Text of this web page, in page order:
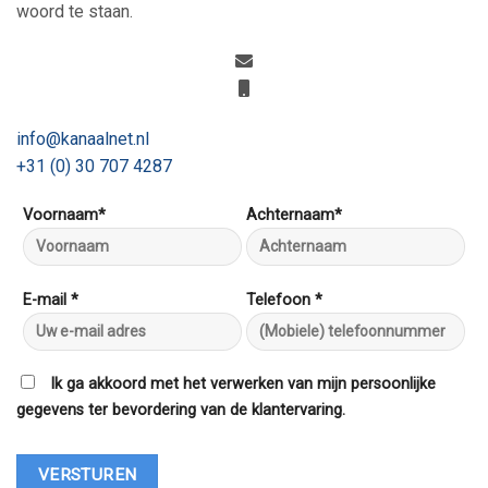
woord te staan.
info@kanaalnet.nl
+31 (0) 30 707 4287
Voornaam* Achternaam*
E-mail * Telefoon *
Ik ga akkoord met het verwerken van mijn persoonlijke
gegevens ter bevordering van de klantervaring.